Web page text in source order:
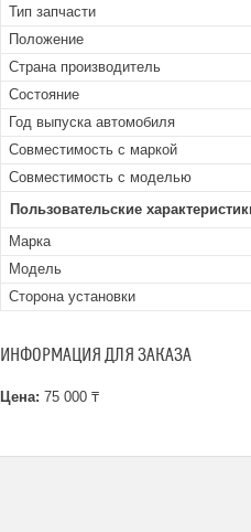
Тип запчасти
Положение
Страна производитель
Состояние
Год выпуска автомобиля
Совместимость с маркой
Совместимость с моделью
Пользовательские
Марка
Модель
Сторона установки
ИНФОРМАЦИЯ ДЛЯ ЗАКАЗА
Цена: 75 000 ₸